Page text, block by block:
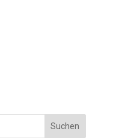
Suchen